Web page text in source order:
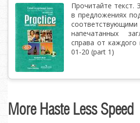
Прочитайте текст.
в предложениях
напечатанных
справа от каждого
01-20 (part 1)
More Haste Less Speed